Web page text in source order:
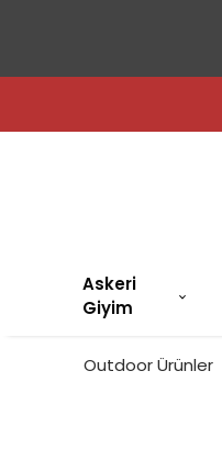
Askeri
Giyim
Outdoor Ürünler